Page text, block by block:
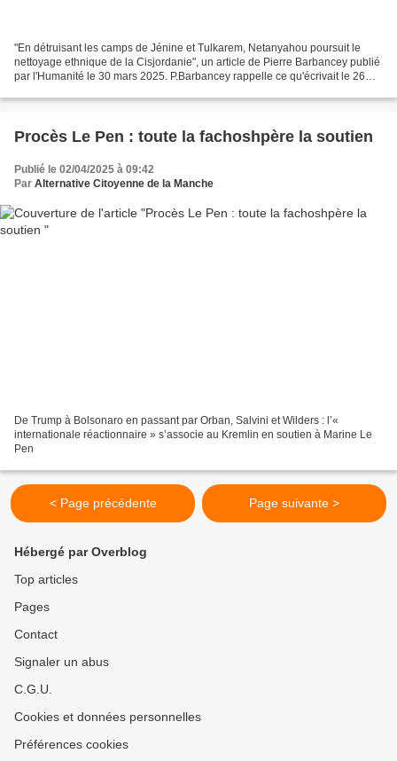
"En détruisant les camps de Jénine et Tulkarem, Netanyahou poursuit le
nettoyage ethnique de la Cisjordanie", un article de Pierre Barbancey publié
par l'Humanité le 30 mars 2025. P.Barbancey rappelle ce qu'écrivait le 26
Procès Le Pen : toute la fachoshpère la soutien
Publié le 02/04/2025 à 09:42
Par Alternative Citoyenne de la Manche
De Trump à Bolsonaro en passant par Orban, Salvini et Wilders : l’«
internationale réactionnaire » s’associe au Kremlin en soutien à Marine Le
Pen
< Page précédente Page suivante >
Hébergé par Overblog
Top articles
Pages
Contact
Signaler un abus
C.G.U.
Cookies et données personnelles
Préférences cookies